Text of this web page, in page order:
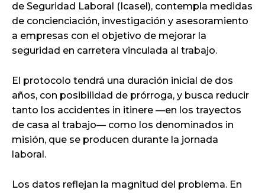
de Seguridad Laboral (Icasel), contempla medidas
de concienciación, investigación y asesoramiento
a empresas con el objetivo de mejorar la
seguridad en carretera vinculada al trabajo.
El protocolo tendrá una duración inicial de dos
años, con posibilidad de prórroga, y busca reducir
tanto los accidentes in itinere —en los trayectos
de casa al trabajo— como los denominados in
misión, que se producen durante la jornada
laboral.
Los datos reflejan la magnitud del problema. En